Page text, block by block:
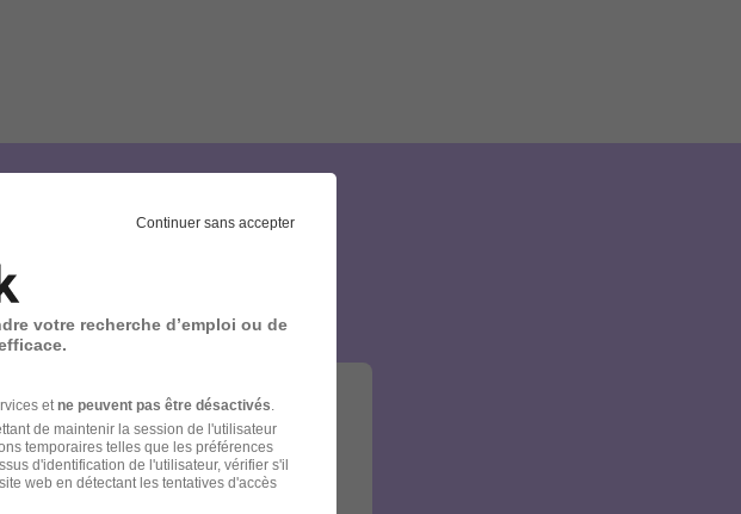
et
!
Continuer sans accepter
votre recherche d’emploi ou de
et ne peuvent pas être désactivés
de maintenir la session de l'utilisateur
temporaires telles que les préférences
d'identification de l'utilisateur, vérifier s'il
web en détectant les tentatives d'accès